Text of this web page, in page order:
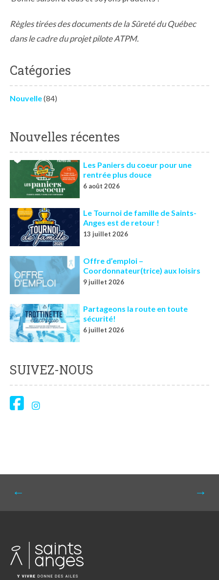
Règles tirées des documents de la Sûreté du Québec
dans le cadre du projet pilote ATPM.
Catégories
Nouvelle(84)
Nouvelles récentes
Les Paniers du coeur pour une
rentrée plus douce
6 août 2026
Le Tournoi de famille de Saints-
Anges est de retour !
13 juillet 2026
Offre d’emploi –
Coordonnateur(trice) aux loisirs
9 juillet 2026
Partageons la route en toute
sécurité!
6 juillet 2026
SUIVEZ-NOUS
Navigation
l'article
→
←